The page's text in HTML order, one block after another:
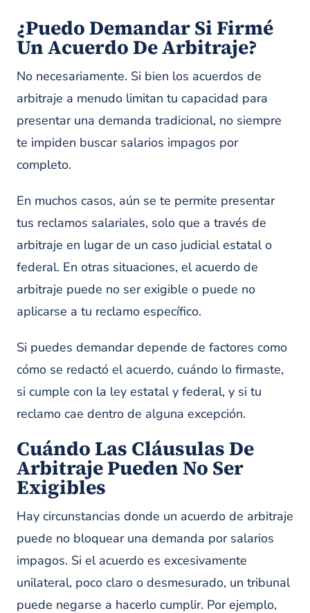
¿Puedo Demandar Si Firmé
Un Acuerdo De Arbitraje?
No necesariamente. Si bien los acuerdos de
arbitraje a menudo limitan tu capacidad para
presentar una demanda tradicional, no siempre
te impiden buscar salarios impagos por
completo.
En muchos casos, aún se te permite presentar
tus reclamos salariales, solo que a través de
arbitraje en lugar de un caso judicial estatal o
federal. En otras situaciones, el acuerdo de
arbitraje puede no ser exigible o puede no
aplicarse a tu reclamo específico.
Si puedes demandar depende de factores como
cómo se redactó el acuerdo, cuándo lo firmaste,
si cumple con la ley estatal y federal, y si tu
reclamo cae dentro de alguna excepción.
Cuándo Las Cláusulas De
Arbitraje Pueden No Ser
Exigibles
Hay circunstancias donde un acuerdo de arbitraje
puede no bloquear una demanda por salarios
impagos. Si el acuerdo es excesivamente
unilateral, poco claro o desmesurado, un tribunal
puede negarse a hacerlo cumplir. Por ejemplo,